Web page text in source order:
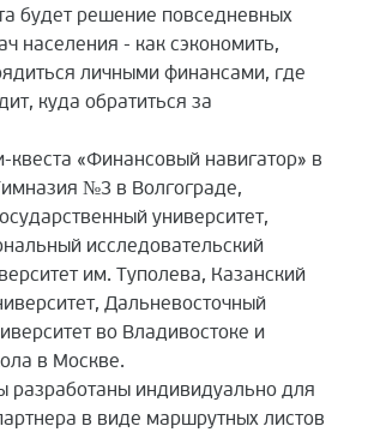
будет решение повседневных
населения - как сэкономить,
личными финансами, где
куда обратиться за
квеста «Финансовый навигатор» в
№3 в Волгограде,
университет,
исследовательский
им. Туполева, Казанский
Дальневосточный
во Владивостоке и
в Москве.
разработаны индивидуально для
в виде маршрутных листов